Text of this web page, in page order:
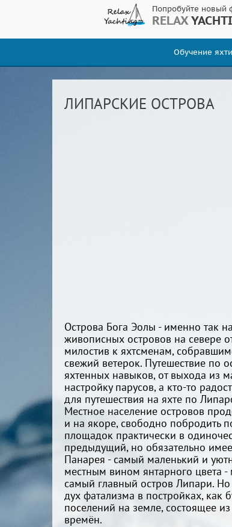
Попробуйте новый
RELAX
Обучение
ЛИПАРСКИЕ ОСТРОВА
Острова Бога Эолы - именно так
живописных островов на севере
милостив к яхтсменам,
свежий ветерок. Путешествие по
яхтенных навыков, от выхода из
настройку парусов, а кто-то
для путешествия на яхте по
Местное население островов
и на якоре, свободно побродить
площадок практически в
предыдущий, но обязательно
Панарея - самый маленький и
местным вином янтарного цвета
самый главный остров Липари. Но
дух фатализма в постройках, как
поселений на земле, состоящее
времён.